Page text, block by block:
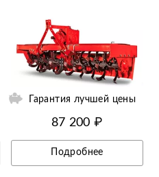
Гарантия лучшей цены
87 200 ₽
Подробнее